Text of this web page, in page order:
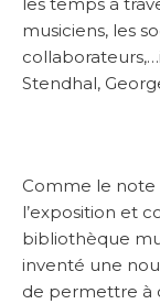
les temps à
musiciens, les
Stendhal,
Comme le note
l’exposition et
bibliothèque
inventé une
de permettre à